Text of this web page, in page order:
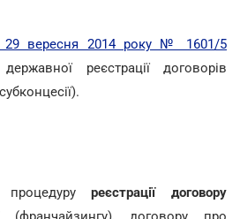
29 вересня 2014 року № 1601/5
реєстрації договорів
процедуруреєстрації договору